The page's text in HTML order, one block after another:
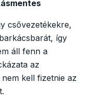
csővezetékekre,
így
áll fenn a
az
kell fizetnie az